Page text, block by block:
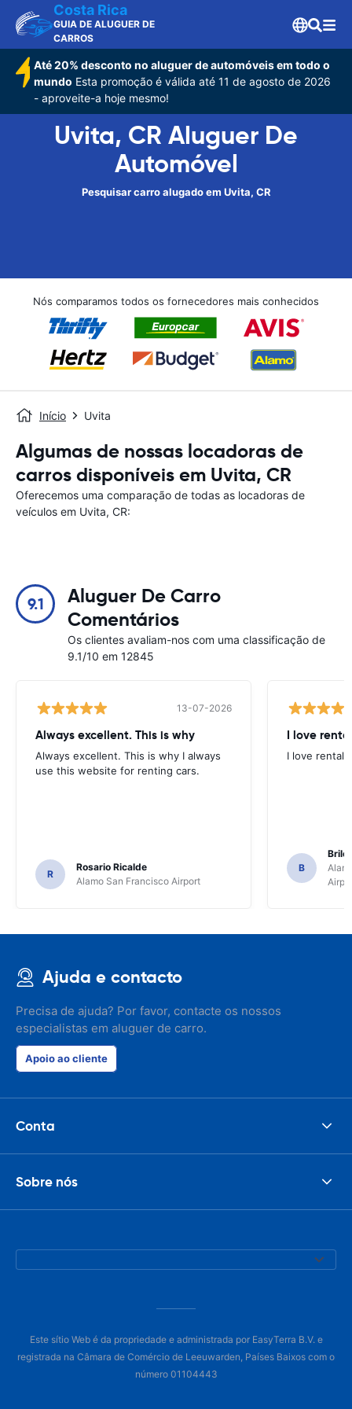
Costa Rica
GUIA DE ALUGUER DE
CARROS
Até 20% desconto no aluguer de automóveis em todo o
mundo Esta promoção é válida até 11 de agosto de 2026
- aproveite-a hoje mesmo!
Uvita, CR Aluguer De
Automóvel
Pesquisar carro alugado em Uvita, CR
Nós comparamos todos os fornecedores mais conhecidos
Início Uvita
Algumas de nossas locadoras de
carros disponíveis em Uvita, CR
Oferecemos uma comparação de todas as locadoras de
veículos em Uvita, CR:
9.1
Aluguer De Carro
Comentários
Os clientes avaliam-nos com uma classificação de
9.1/10 em 12845
13-07-2026
Always excellent. This is why
Always excellent. This is why I always
use this website for renting cars.
R
Rosario Ricalde
Alamo San Francisco Airport
I love
I love rental
B
Ajuda e contacto
Precisa de ajuda? Por favor, contacte os nossos
especialistas em aluguer de carro.
Apoio ao cliente
Conta
Sobre nós
Este sítio Web é da propriedade e administrada por EasyTerra B.V. e
registrada na Câmara de Comércio de Leeuwarden, Países Baixos com o
número 01104443